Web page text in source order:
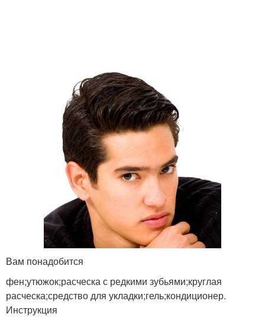
Вам понадобится
фен;утюжок;расческа с редкими зубьями;круглая
расческа;средство для укладки;гель;кондиционер.
Инструкция